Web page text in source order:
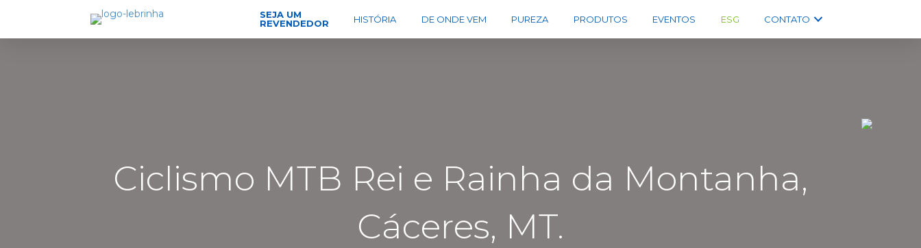
SEJA UM
REVENDEDOR
HISTÓRIA DE ONDE VEM PUREZA PRODUTOS EVENTOS ESG CONTATO
Ciclismo MTB Rei e Rainha da Montanha,
Cáceres, MT.